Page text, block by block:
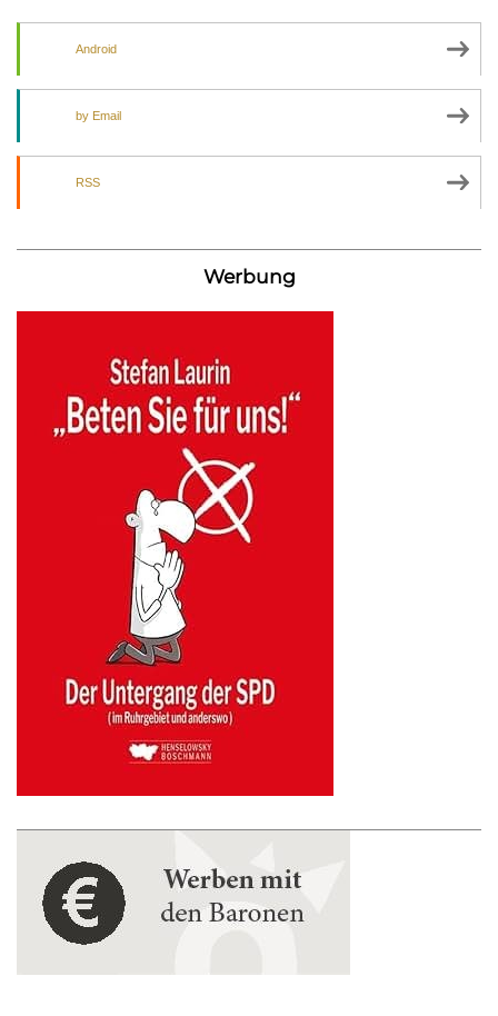
Android
by Email
RSS
Werbung